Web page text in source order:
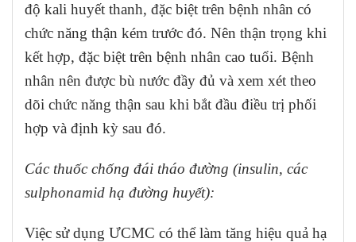
độ kali huyết thanh, đặc biệt trên bệnh nhân có
chức năng thận kém trước đó. Nên thận trọng khi
kết hợp, đặc biệt trên bệnh nhân cao tuổi. Bệnh
nhân nên được bù nước đầy đủ và xem xét theo
dõi chức năng thận sau khi bắt đầu điều trị phối
hợp và định kỳ sau đó.
Các thuốc chống đái tháo đường (insulin, các
sulphonamid hạ đường huyết):
Việc sử dụng ƯCMC có thể làm tăng hiệu quả hạ